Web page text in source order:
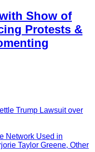
Show of
Protests &
Trump Lawsuit over
Network Used in
Taylor Greene, Other